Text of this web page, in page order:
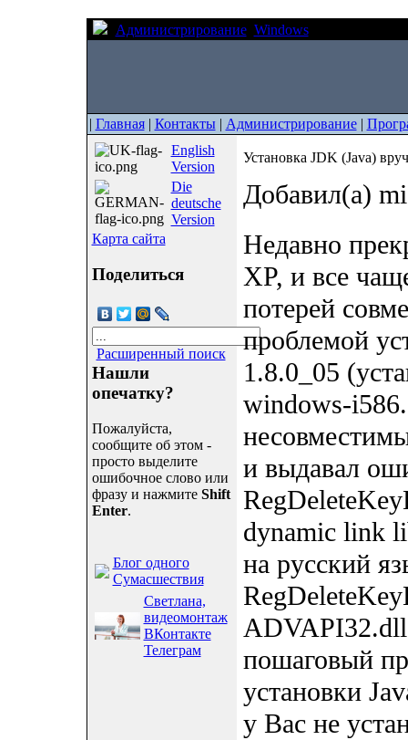
Администрирование Windows
| Главная| Контакты| Администрирование|
English
Version
Die
deutsche
Version
Карта сайта
Поделиться
Расширенный поиск
Нашли
опечатку?
Пожалуйста,
сообщите об этом -
просто выделите
ошибочное слово или
фразу и нажмите Shift
Enter.
Блог одного
Сумасшествия
Светлана,
видеомонтаж
ВКонтакте
Телеграм
Установка JDK (Java)
Добавил(а)
Недавно
XP, и все
потерей
проблемой
1.8.0_05
windows-
и выдавал
dynamic link
на русский
пошаговый
установки
у Вас не